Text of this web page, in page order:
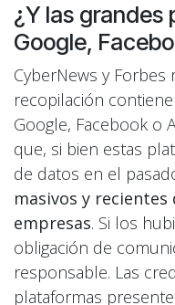
¿Y las grandes
Google,
CyberNews y
recopilación
Google, Facebook o
que, si bien estas
de datos en el
masivos y recientes
empresas. Si los
obligación de
responsable. Las
plataformas